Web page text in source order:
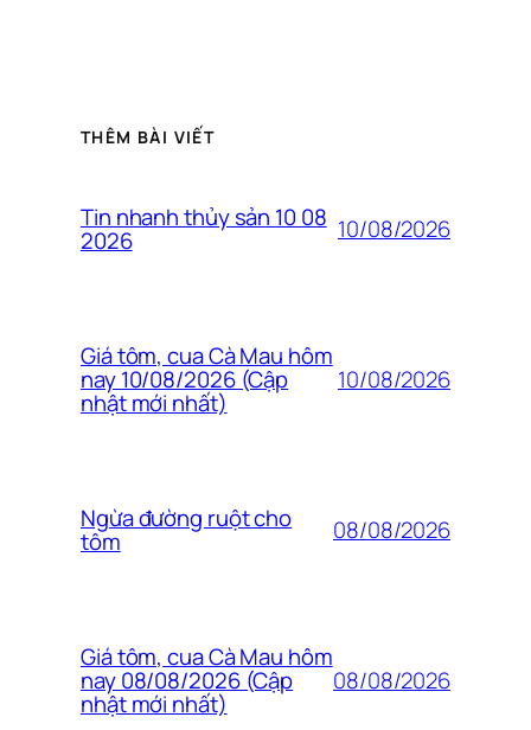
THÊM BÀI VIẾT
Tin nhanh thủy sản 10 08
2026 10/08/2026
Giá tôm, cua Cà Mau hôm
nay 10/08/2026 (Cập
nhật mới nhất)
10/08/2026
Ngừa đường ruột cho
tôm 08/08/2026
Giá tôm, cua Cà Mau hôm
nay 08/08/2026 (Cập
nhật mới nhất)
08/08/2026